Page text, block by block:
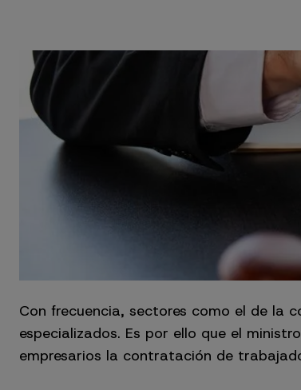
Con frecuencia, sectores como el de la
especializados. Es por ello que el
empresarios la contratación de